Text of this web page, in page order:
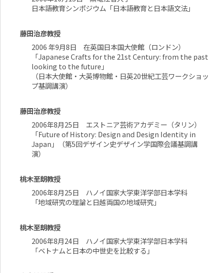
日本語教育シンポジウム「日本語教育と日本語文法」
藤田治彦教授
2006 年9月8日 在英国日本国大使館（ロンドン）
「Japanese Crafts for the 21st Century: from the past
looking to the future」
（日本大使館・大英博物館・日英20世紀工芸ワークショッ
プ基調講演）
藤田治彦教授
2006年8月25日 エストニア芸術アカデミー（タリン）
「Future of History: Design and Design Identity in
Japan」（第5回デザイン史デザイン学国際会議基調講
演）
桃木至朗教授
2006年8月25日 ハノイ国家大学東洋学部日本学科
「地域研究の理論と日越両国の地域研究」
桃木至朗教授
2006年8月24日 ハノイ国家大学東洋学部日本学科
「ベトナムと日本の中世史を比較する」